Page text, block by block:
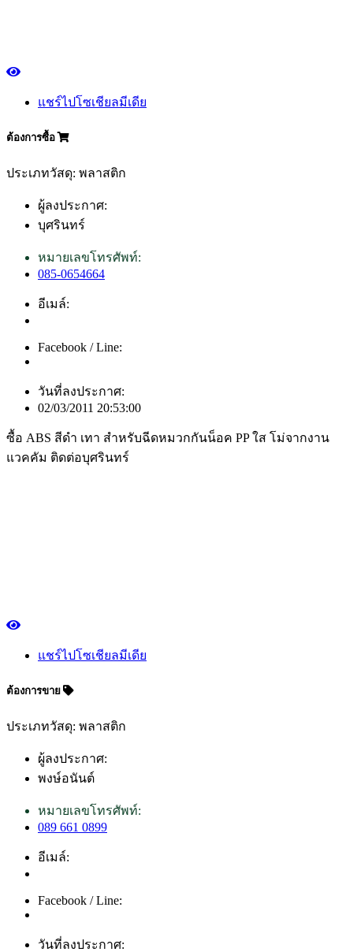
แชร์ไปโซเชียลมีเดีย
ต้องการซื้อ
ประเภทวัสดุ: พลาสติก
ผู้ลงประกาศ:
บุศรินทร์
หมายเลขโทรศัพท์:
085-0654664
อีเมล์:
Facebook / Line:
วันที่ลงประกาศ:
02/03/2011 20:53:00
ซื้อ ABS สีดำ เทา สำหรับฉีดหมวกกันน็อค PP ใส โม่จากงาน
แวคคัม ติดต่อบุศรินทร์
แชร์ไปโซเชียลมีเดีย
ต้องการขาย
ประเภทวัสดุ: พลาสติก
ผู้ลงประกาศ:
พงษ์อนันต์
หมายเลขโทรศัพท์:
089 661 0899
อีเมล์:
Facebook / Line:
วันที่ลงประกาศ: